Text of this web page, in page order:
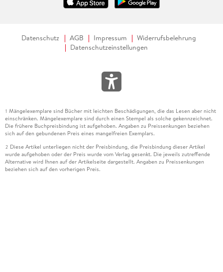
Datenschutz AGB Impressum
Widerrufsbelehrung
Datenschutzeinstellungen
1 Mängelexemplare sind Bücher mit leichten Beschädigungen, die das Lesen aber nicht
einschränken. Mängelexemplare sind durch einen Stempel als solche gekennzeichnet.
Die frühere Buchpreisbindung ist aufgehoben. Angaben zu Preissenkungen beziehen
sich auf den gebundenen Preis eines mangelfreien Exemplars.
2 Diese Artikel unterliegen nicht der Preisbindung, die Preisbindung dieser Artikel
wurde aufgehoben oder der Preis wurde vom Verlag gesenkt. Die jeweils zutreffende
Alternative wird Ihnen auf der Artikelseite dargestellt. Angaben zu Preissenkungen
beziehen sich auf den vorherigen Preis.